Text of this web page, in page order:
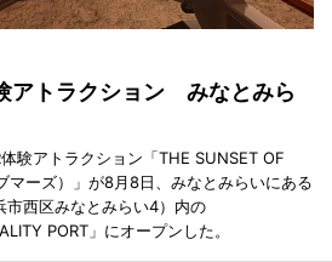
アトラクション みなとみら
験アトラクション「THE SUNSET OF
マーズ）」が8月8日、みなとみらいにある
市西区みなとみらい4）内の
PORT」にオープンした。